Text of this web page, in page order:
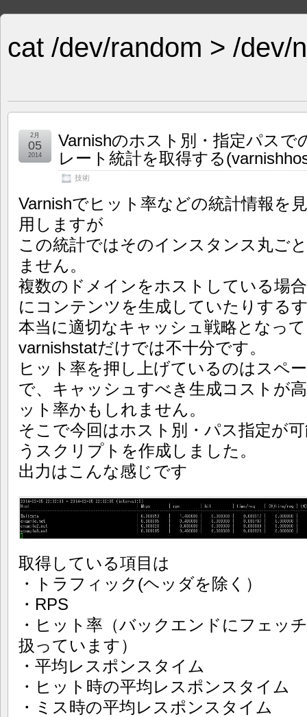
cat /dev/random > /dev/
Varnishのホスト別・指定パス
レート統計を取得する
技術
2月
05
2014
Varnishでヒット率などの統計情報を
用しますが
この統計ではそのインスタンス丸ご
ません。
複数のドメインをホストしている場
にコンテンツを生成していたりする
本当に適切なキャッシュ戦略となっ
varnishstatだけでは不十分です。
ヒット率を押し上げているのはスペ
で、キャッシュすべき生成コストが
ット率かもしれません。
そこで今回はホスト別・パス指定が
うスクリプトを作成しました。
出力はこんな感じです
取得している項目は
・トラフィック(ヘッダを除く）
・RPS
・ヒット率（バックエンドにフェッ
扱っています）
・平均レスポンスタイム
・ヒット時の平均レスポンスタイム
・ミス時の平均レスポンスタイム